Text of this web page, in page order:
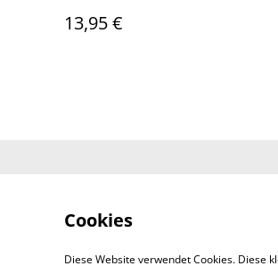
13,95 €
Cookies
Diese Website verwendet Cookies. Diese